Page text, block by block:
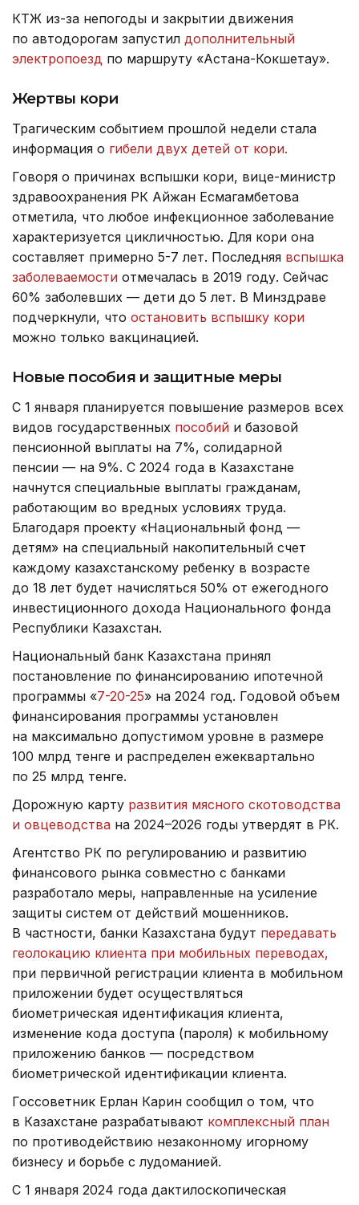
КТЖ из-за непогоды и закрытии движения
по автодорогам запустил дополнительный
электропоезд по маршруту «Астана-Кокшетау».
Жертвы кори
Трагическим событием прошлой недели стала
информация о гибели двух детей от кори.
Говоря о причинах вспышки кори, вице-министр
здравоохранения РК Айжан Есмагамбетова
отметила, что любое инфекционное заболевание
характеризуется цикличностью. Для кори она
составляет примерно 5-7 лет. Последняя вспышка
заболеваемости отмечалась в 2019 году. Сейчас
60% заболевших — дети до 5 лет. В Минздраве
подчеркнули, что остановить вспышку кори
можно только вакцинацией.
Новые пособия и защитные меры
С 1 января планируется повышение размеров всех
видов государственных пособий и базовой
пенсионной выплаты на 7%, солидарной
пенсии — на 9%. С 2024 года в Казахстане
начнутся специальные выплаты гражданам,
работающим во вредных условиях труда.
Благодаря проекту «Национальный фонд —
детям» на специальный накопительный счет
каждому казахстанскому ребенку в возрасте
до 18 лет будет начисляться 50% от ежегодного
инвестиционного дохода Национального фонда
Республики Казахстан.
Национальный банк Казахстана принял
постановление по финансированию ипотечной
программы «7-20-25» на 2024 год. Годовой объем
финансирования программы установлен
на максимально допустимом уровне в размере
100 млрд тенге и распределен ежеквартально
по 25 млрд тенге.
Дорожную карту развития мясного скотоводства
и овцеводства на 2024–2026 годы утвердят в РК.
Агентство РК по регулированию и развитию
финансового рынка совместно с банками
разработало меры, направленные на усиление
защиты систем от действий мошенников.
В частности, банки Казахстана будут передавать
геолокацию клиента при мобильных переводах,
при первичной регистрации клиента в мобильном
приложении будет осуществляться
биометрическая идентификация клиента,
изменение кода доступа (пароля) к мобильному
приложению банков — посредством
биометрической идентификации клиента.
Госсоветник Ерлан Карин сообщил о том, что
в Казахстане разрабатывают комплексный план
по противодействию незаконному игорному
бизнесу и борьбе с лудоманией.
С 1 января 2024 года дактилоскопическая